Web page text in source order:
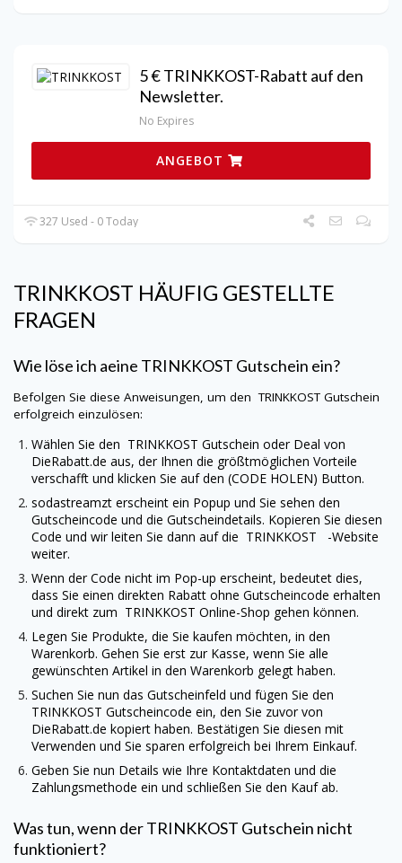
5 € TRINKKOST-Rabatt auf den
Newsletter.
No Expires
ANGEBOT
327 Used - 0 Today
TRINKKOST HÄUFIG GESTELLTE
FRAGEN
Wie löse ich aeine TRINKKOST Gutschein ein?
Befolgen Sie diese Anweisungen, um denTRINKKOST Gutschein
erfolgreich einzulösen:
Wählen Sie den TRINKKOST Gutschein oder Deal von
DieRabatt.de aus, der Ihnen die größtmöglichen Vorteile
verschafft und klicken Sie auf den (CODE HOLEN) Button.
sodastreamzt erscheint ein Popup und Sie sehen den
Gutscheincode und die Gutscheindetails. Kopieren Sie diesen
Code und wir leiten Sie dann auf die TRINKKOST
-Website
weiter.
Wenn der Code nicht im Pop-up erscheint, bedeutet dies,
dass Sie einen direkten Rabatt ohne Gutscheincode erhalten
und direkt zum TRINKKOST Online-Shop gehen können.
Legen Sie Produkte, die Sie kaufen möchten, in den
Warenkorb. Gehen Sie erst zur Kasse, wenn Sie alle
gewünschten Artikel in den Warenkorb gelegt haben.
Suchen Sie nun das Gutscheinfeld und fügen Sie den
TRINKKOST Gutscheincode ein, den Sie zuvor von
DieRabatt.de kopiert haben. Bestätigen Sie diesen mit
Verwenden und Sie sparen erfolgreich bei Ihrem Einkauf.
Geben Sie nun Details wie Ihre Kontaktdaten und die
Zahlungsmethode ein und schließen Sie den Kauf ab.
Was tun, wenn derTRINKKOST Gutschein nicht
funktioniert?